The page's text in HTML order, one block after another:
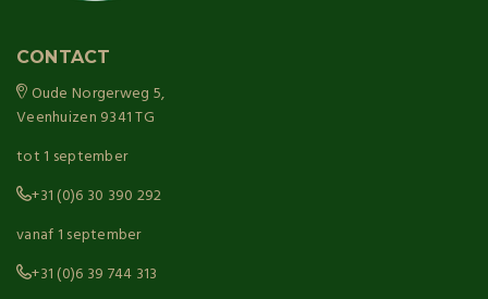
CONTACT
Oude Norgerweg 5,
Veenhuizen 9341 TG
tot 1 september
+31 (0)6 30 390 292
vanaf 1 september
+31 (0)6 39 744 313